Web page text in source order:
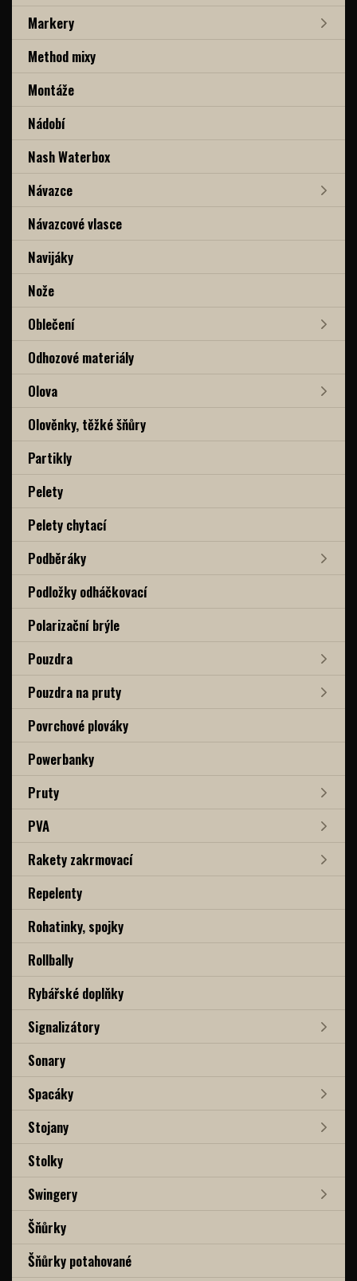
Markery
Method mixy
Montáže
Nádobí
Nash Waterbox
Návazce
Návazcové vlasce
Navijáky
Nože
Oblečení
Odhozové materiály
Olova
Olověnky, těžké šňůry
Partikly
Pelety
Pelety chytací
Podběráky
Podložky odháčkovací
Polarizační brýle
Pouzdra
Pouzdra na pruty
Povrchové plováky
Powerbanky
Pruty
PVA
Rakety zakrmovací
Repelenty
Rohatinky, spojky
Rollbally
Rybářské doplňky
Signalizátory
Sonary
Spacáky
Stojany
Stolky
Swingery
Šňůrky
Šňůrky potahované